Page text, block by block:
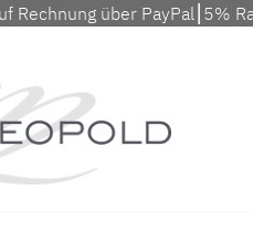
Rechnung über PayPal⎮5%